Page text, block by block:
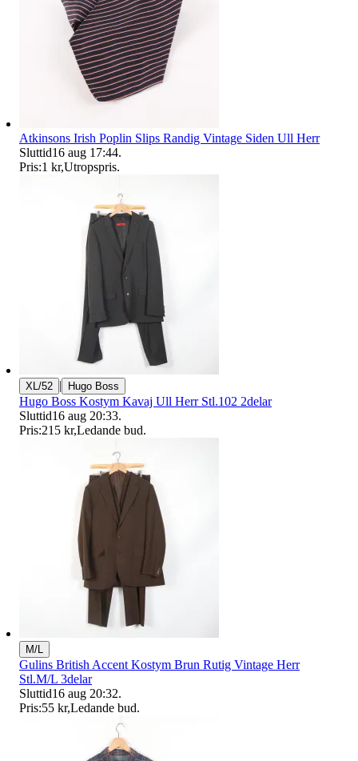
Atkinsons Irish Poplin Slips Randig Vintage Siden Ull Herr
Sluttid16 aug 17:44.
Pris:1 kr,Utropspris.
XL/52 | Hugo Boss
Hugo Boss Kostym Kavaj Ull Herr Stl.102 2delar
Sluttid16 aug 20:33.
Pris:215 kr,Ledande bud.
M/L
Gulins British Accent Kostym Brun Rutig Vintage Herr
Stl.M/L 3delar
Sluttid16 aug 20:32.
Pris:55 kr,Ledande bud.